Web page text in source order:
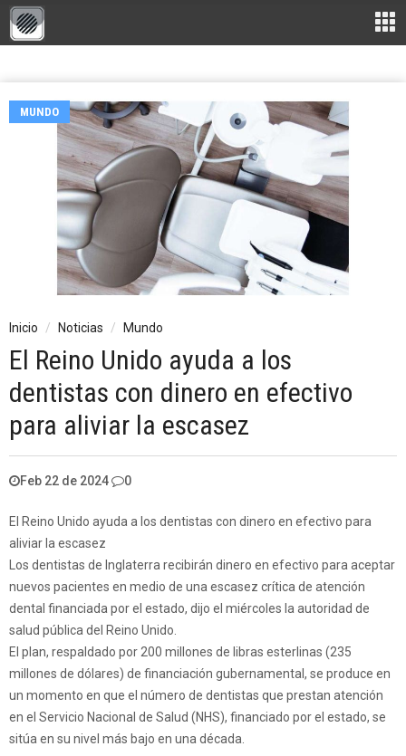
MUNDO
Inicio Noticias Mundo
El Reino Unido ayuda a los
dentistas con dinero en efectivo
para aliviar la escasez
Feb 22 de 2024 0
El Reino Unido ayuda a los dentistas con dinero en efectivo para
aliviar la escasez
Los dentistas de Inglaterra recibirán dinero en efectivo para aceptar
nuevos pacientes en medio de una escasez crítica de atención
dental financiada por el estado, dijo el miércoles la autoridad de
salud pública del Reino Unido.
El plan, respaldado por 200 millones de libras esterlinas (235
millones de dólares) de financiación gubernamental, se produce en
un momento en que el número de dentistas que prestan atención
en el Servicio Nacional de Salud (NHS), financiado por el estado, se
sitúa en su nivel más bajo en una década.